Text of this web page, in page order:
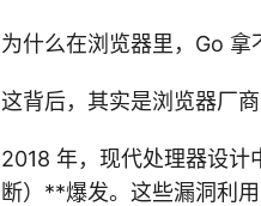
为什么在浏览器里，Go 拿
这背后，其实是浏览器厂
2018 年，现代处理器设
断）**爆发。这些漏洞利